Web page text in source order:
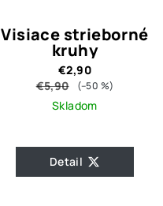
Visiace strieborné
kruhy
€2,90
€5,90
(–50 %)
Skladom
Detail